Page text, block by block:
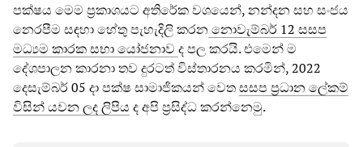
පක්ෂය මෙම ප්‍රකාශයට අතිරේක වශයෙන්, නන්දන සහ සංජය
නෙරපීම සඳහා හේතු පැහැදිලි කරන නොවැම්බර් 12 සසප
මධ්‍යම කාරක සභා යෝජනාව ද පල කරයි. එමෙන් ම
දේශපාලන කාරනා තව දුරටත් විස්තාරනය කරමින්, 2022
දෙසැම්බර් 05 දා පක්ෂ සාමාජිකයන් වෙතසසප ප්‍රධාන ලේකම්
විසින් යවන ලද ලිපිය ද අපි ප්‍රසිද්ධ කරන්නෙමු.